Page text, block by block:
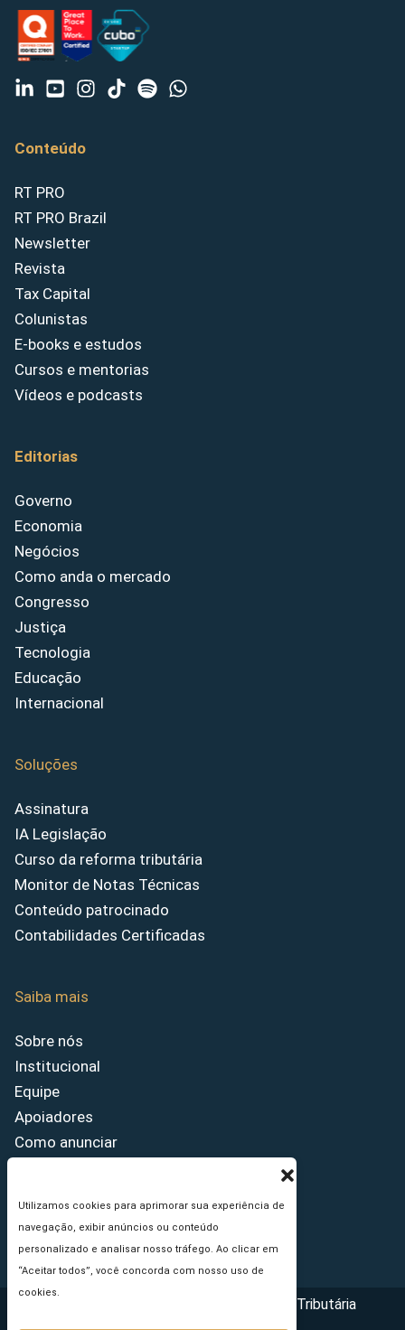
Utilizamos cookies para aprimorar sua experiência de
navegação, exibir anúncios ou conteúdo
personalizado e analisar nosso tráfego. Ao clicar em
“Aceitar todos”, você concorda com nosso uso de
cookies.
Conteúdo
RT PRO
RT PRO Brazil
Newsletter
Revista
Tax Capital
Colunistas
E-books e estudos
Cursos e mentorias
Vídeos e podcasts
Editorias
Governo
Economia
Negócios
Como anda o mercado
Congresso
Justiça
Tecnologia
Educação
Internacional
Soluções
Assinatura
IA Legislação
Curso da reforma tributária
Monitor de Notas Técnicas
Conteúdo patrocinado
Contabilidades Certificadas
Saiba mais
Sobre nós
Institucional
Equipe
Apoiadores
Como anunciar
Princípios Editoriais
Copyright © 2026 - Portal da Reforma Tributária